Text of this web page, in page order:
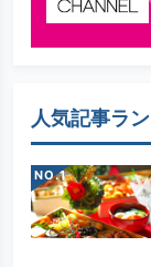
人気記事ラ
NO.